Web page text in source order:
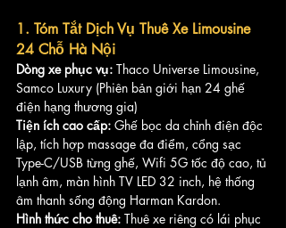
1. Tóm Tắt Dịch Vụ Thuê Xe Limousine
24 Chỗ Hà Nội
Dòng xe phục vụ: Thaco Universe Limousine,
Samco Luxury (Phiên bản giới hạn 24 ghế
điện hạng thương gia)
Tiện ích cao cấp: Ghế bọc da chỉnh điện độc
lập, tích hợp massage đa điểm, cổng sạc
Type-C/USB từng ghế, Wifi 5G tốc độ cao, tủ
lạnh âm, màn hình TV LED 32 inch, hệ thống
âm thanh sống động Harman Kardon.
Hình thức cho thuê: Thuê xe riêng có lái phục